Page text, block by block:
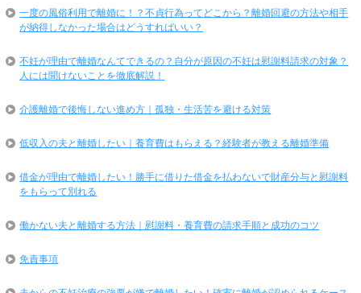
一度の風俗利用で離婚に！？不貞行為ってどこから？離婚回避の方法や相手
が納得しなかった場合はどうすればいい？
不妊が理由で離婚なんてできるの？自分が原因の不妊は慰謝料請求の対象？
人には聞けないことを徹底解説！
介護離婚で後悔しない進め方｜孤独・生活苦を避ける対策
低収入の夫と離婚したい｜養育費はもらえる？経験者が教える離婚準備
借金が理由で離婚したい！勝手に借りた借金を払わないで財産分与と慰謝料
をもらって別れる
働かない夫と離婚する方法｜慰謝料・養育費の請求手順と成功のコツ
免責事項